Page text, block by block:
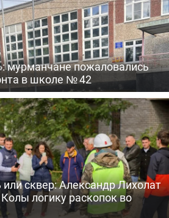
мурманчане пожаловались
в школе № 42
сквер: Александр Лихолат
логику раскопок во